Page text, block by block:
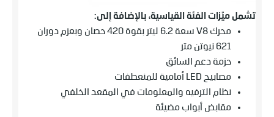
تشمل ميّزات الفئة القياسية، بالإضافة إلى:
محرك V8 سعة 6.2 ليتر بقوة 420 حصان وبعزم دوران
621 نيوتن متر
حزمة دعم السائق
مصابيح LED أمامية للمنعطفات
نظام الترفيه والمعلومات في المقعد الخلفي
مقابض أبواب مضيئة